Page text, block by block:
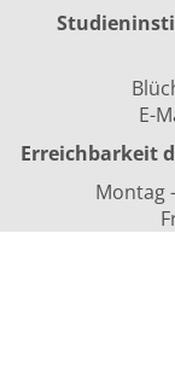
E-
Erreichbarkeit
Montag